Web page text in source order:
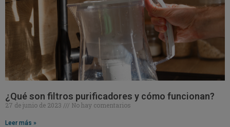
¿Qué son filtros purificadores y cómo funcionan?
27 de junio de 2023 No hay comentarios
Leer más »